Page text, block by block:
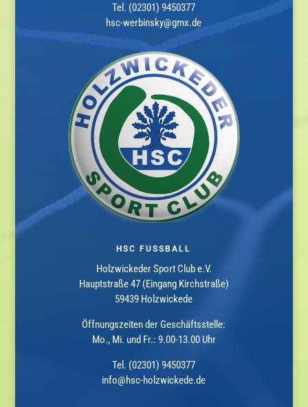
Tel. (02301) 9450377
hsc-werbinsky@gmx.de
HSC FUSSBALL
Holzwickeder Sport Club e.V.
Hauptstraße 47 (Eingang Kirchstraße)
59439 Holzwickede
Öffnungszeiten der Geschäftsstelle:
Mo., Mi. und Fr.: 9.00-13.00 Uhr
Tel. (02301) 9450377
info@hsc-holzwickede.de